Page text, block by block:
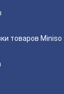
товаров Miniso